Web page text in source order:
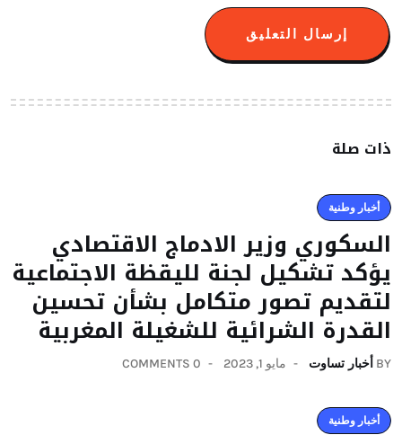
ذات صلة
أخبار وطنية
السكوري وزير الادماج الاقتصادي
يؤكد تشكيل لجنة لليقظة الاجتماعية
لتقديم تصور متكامل بشأن تحسين
القدرة الشرائية للشغيلة المغربية
BY أخبار تساوت مايو 1, 2023 0 COMMENTS
أخبار وطنية